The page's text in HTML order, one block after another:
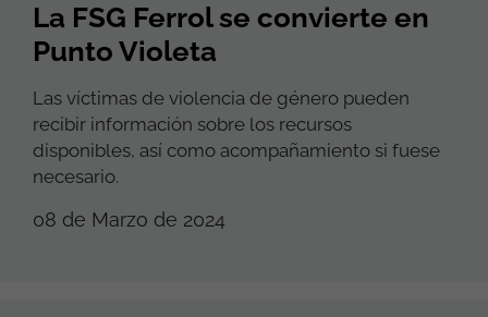
La FSG Ferrol se convierte en
Punto Violeta
Las víctimas de violencia de género pueden
recibir información sobre los recursos
disponibles, así como acompañamiento si fuese
necesario.
08 de Marzo de 2024